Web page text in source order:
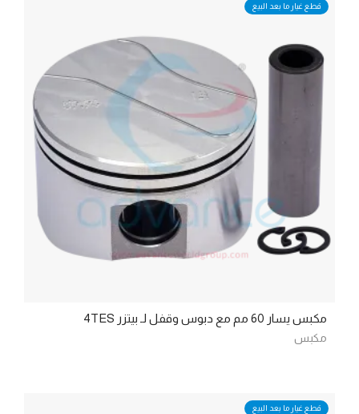
قطع غيار ما بعد البيع
مكبس يسار 60 مم مع دبوس وقفل لـ بيتزر 4TES
مكبس
قطع غيار ما بعد البيع